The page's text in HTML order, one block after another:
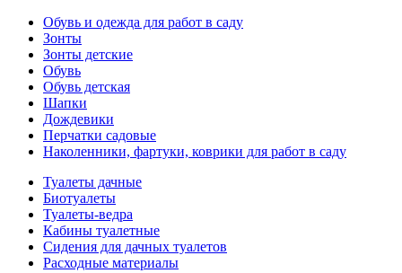
Обувь и одежда для работ в саду
Зонты
Зонты детские
Обувь
Обувь детская
Шапки
Дождевики
Перчатки садовые
Наколенники, фартуки, коврики для работ в саду
Туалеты дачные
Биотуалеты
Туалеты-ведра
Кабины туалетные
Сидения для дачных туалетов
Расходные материалы